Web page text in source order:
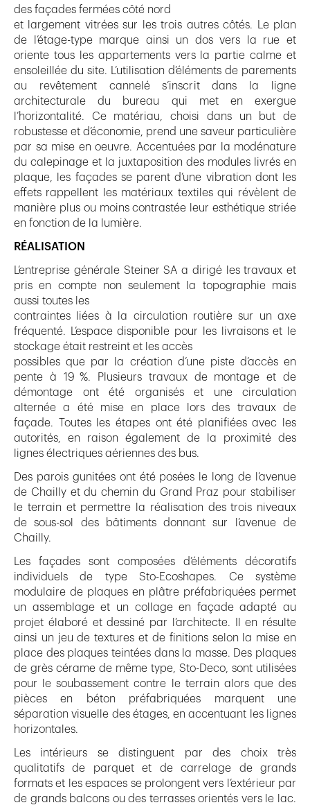
des façades fermées côté nord
et largement vitrées sur les trois autres côtés. Le plan
de l’étage-type marque ainsi un dos vers la rue et
oriente tous les appartements vers la partie calme et
ensoleillée du site. L’utilisation d’éléments de parements
au revêtement cannelé s’inscrit dans la ligne
architecturale du bureau qui met en exergue
l’horizontalité. Ce matériau, choisi dans un but de
robustesse et d’économie, prend une saveur particulière
par sa mise en oeuvre. Accentuées par la modénature
du calepinage et la juxtaposition des modules livrés en
plaque, les façades se parent d’une vibration dont les
effets rappellent les matériaux textiles qui révèlent de
manière plus ou moins contrastée leur esthétique striée
en fonction de la lumière.
RÉALISATION
L’entreprise générale Steiner SA a dirigé les travaux et
pris en compte non seulement la topographie mais
aussi toutes les
contraintes liées à la circulation routière sur un axe
fréquenté. L’espace disponible pour les livraisons et le
stockage était restreint et les accès
possibles que par la création d’une piste d’accès en
pente à 19 %. Plusieurs travaux de montage et de
démontage ont été organisés et une circulation
alternée a été mise en place lors des travaux de
façade. Toutes les étapes ont été planifiées avec les
autorités, en raison également de la proximité des
lignes électriques aériennes des bus.
Des parois gunitées ont été posées le long de l’avenue
de Chailly et du chemin du Grand Praz pour stabiliser
le terrain et permettre la réalisation des trois niveaux
de sous-sol des bâtiments donnant sur l’avenue de
Chailly.
Les façades sont composées d’éléments décoratifs
individuels de type Sto-Ecoshapes. Ce système
modulaire de plaques en plâtre préfabriquées permet
un assemblage et un collage en façade adapté au
projet élaboré et dessiné par l’architecte. Il en résulte
ainsi un jeu de textures et de finitions selon la mise en
place des plaques teintées dans la masse. Des plaques
de grès cérame de même type, Sto-Deco, sont utilisées
pour le soubassement contre le terrain alors que des
pièces en béton préfabriquées marquent une
séparation visuelle des étages, en accentuant les lignes
horizontales.
Les intérieurs se distinguent par des choix très
qualitatifs de parquet et de carrelage de grands
formats et les espaces se prolongent vers l’extérieur par
de grands balcons ou des terrasses orientés vers le lac.